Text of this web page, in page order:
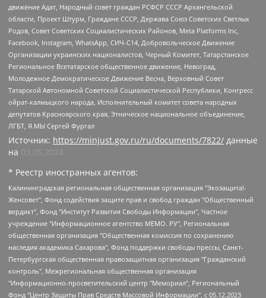
движение Адат, Народный совет граждан РСФСР СССР Архангельской
области, Проект Штурм, Граждане СССР, Держава Союз Советских Светлых
Родов, Совет Советских Социалистических Районов, Meta Platforms Inc,
Facebook, Instagram, WhatsApp, СИЧ-С14, Добровольческое Движение
Организации украинских националистов, Черный Комитет, Татарстанское
Региональное Всетатарское общественное движение, Невоград,
Молодежное Демократическое Движение Весна, Верховный Совет
Татарской Автономной Советской Социалистической Республики, Конгресс
ойрат-калмыцкого народа, Исполнительный комитет совета народных
депутатов Красноярского края, Этническое национальное объединение,
ЛГБТ, Я.МЫ Сергей Фургал
Источник: https://minjust.gov.ru/ru/documents/7822/ данные
на 03.05.2024
* Реестр иностранных агентов:
Калининградская региональная общественная организация "Экозащита!-Женсовет", Фонд содействия защите прав и свобод граждан "Общественный вердикт", Фонд "Институт Развития Свободы Информации", Частное учреждение "Информационное агентство МЕМО. РУ", Региональная общественная организация "Общественная комиссия по сохранению наследия академика Сахарова", Фонд поддержки свободы прессы, Санкт-Петербургская общественная правозащитная организация "Гражданский контроль", Межрегиональная общественная организация "Информационно-просветительский центр "Мемориал", Региональный Фонд "Центр Защиты Прав Средств Массовой Информации", с 05.12.2023 Фонд "Центр Защиты Прав Средств массовой информации", Региональная общественная благотворительная организация помощи беженцам и мигрантам "Гражданское содействие", Негосударственное образовательное учреждение дополнительного профессионального образования (повышение квалификации) специалистов "АКАДЕМИЯ ПО ПРАВАМ ЧЕЛОВЕКА", Свердловская региональная общественная организация "Сутяжник", Автономная некоммерческая организация "Центр независимых социологических исследований", Союз общественных объединений "Российский исследовательский центр по правам человека", Региональное общественное учреждение научно-информационный центр "МЕМОРИАЛ", Некоммерческая организация "Фонд защиты гласности", Автономная некоммерческая организация "Институт прав человека", Городская общественная организация "Екатеринбургское общество "МЕМОРИАЛ", Городская общественная организация "Рязанское историко-просветительское и правозащитное общество "Мемориал" (Рязанский Мемориал), Челябинский региональный орган общественной самодеятельности – женское общественное объединение "Женщины Евразии", Челябинский региональный орган общественной самодеятельности "Уральская правозащитная группа", Фонд содействия защите здоровья и социальной справедливости имени Андрея Рылькова, Автономная Некоммерческая Организация "Аналитический Центр Юрия Левады", Автономная некоммерческая организация социальной поддержки населения "Проект Апрель", Региональная общественная организация помощи женщинам и детям, находящимся в кризисной ситуации "Информационно-методический центр "Анна", Фонд содействия развитию массовых коммуникаций и правовому просвещению "Так-так-Так", Фонд содействия устойчивому развитию "Серебряная тайга", Свердловский региональный общественный фонд социальных проектов "Новое время", "Idel.Реалии", Кавказ.Реалии, Крым.Реалии, Телеканал Настоящее Время, Татаро-башкирская служба Радио Свобода (Azatliq Radiosi), Радио Свободная Европа/Радио Свобода (PCE/PC), "Сибирь.Реалии", "Фактограф", Благотворительный фонд помощи осужденным и их семьям, Автономная некоммерческая организация "Институт глобализации и социальных движений", Фонд "В защиту прав заключенных", Частное учреждение "Центр поддержки и содействия развитию средств массовой информации", Пензенский региональный общественный благотворительный фонд "Гражданский союз", "Север.Реалии", Некоммерческая организация Фонд "Правовая инициатива", Общество с ограниченной ответственностью "Радио Свободная Европа/Радио Свобода", Чешское информационное агентство "MEDIUM-ORIENT", Красноярская региональная общественная организация "Мы против СПИДа", Камалягин Денис Николаевич, Маркелов Сергей Евгеньевич, Пономарев Лев Александрович, Савицкая Людмила Алексеевна, Автономная некоммерческая организация "Центр по работе с проблемой насилия "НАСИЛИЮ.НЕТ", Межрегиональный профессиональный союз работников здравоохранения "Альянс врачей", Юридическое лицо, зарегистрированное в Латвийской Республике, SIA "Medusa Project" (регистрационный номер 40103797863, дата регистрации 10.06.2014), Некоммерческая организация "Фонд по борьбе с коррупцией", Автономная некоммерческая организация "Институт права и публичной политики", Баданин Роман Сергеевич, Гликин Максим Александрович, Железнова Мария Михайловна, Лукьянова Юлия Сергеевна, Маетная Елизавета Витальевна, Маняхин Петр Борисович, Чуракова Ольга Владимировна, Ярош Юлия Петровна, Юридическое лицо "The Insider SIA", зарегистрированное в Риге, Латвийская Республика (дата регистрации 26.06.2015), являющееся администратором доменного имени интернет-издания "The Insider SIA", https://theins.ru, Постернак Алексей Евгеньевич, Рубин Михаил Аркадьевич, Анин Роман Александрович, Юридическое лицо Istories fonds, зарегистрированное в Латвийской Республике (регистрационный номер 50008295751, дата регистрации 24.02.2020), Великовский Дмитрий Александрович, Долинина Ирина Николаевна, Мароховская Алеся Алексеевна, Шлейнов Роман Юрьевич, Шмагун Олеся Валентиновна, Общество с ограниченной ответственностью "Альтаир 2021", Общество с ограниченной ответственностью "Вега 2021", Общество с ограниченной ответственностью "Главный редактор 2021", Общество с ограниченной ответственностью "Ромашки монолит", Важенков Артем Валерьевич, Ивановская областная общественная организация "Центр гендерных исследований", Гурман Юрий Альбертович, Медиапроект "ОВД-Инфо", Егоров Владимир Владимирович, Жилинский Владимир Александрович, Общество с ограниченной ответственностью "ЗП", Иванова София Юрьевна, Карезина Инна Павловна, Кильтау Екатерина Викторовна, Петров Алексей Викторович, Пискунов Сергей Евгеньевич, Смирнов Сергей Сергеевич, Тихонов Михаил Сергеевич, Общество с ограниченной ответственностью "ЖУРНАЛИСТ-ИНОСТРАННЫЙ АГЕНТ", Арапова Галина Юрьевна, Вольтская Татьяна Анатольевна, Американская компания "Mason G.E.S. Anonymous Foundation" (США), являющаяся владельцем интернет-издания https://mnews.world/, Компания "Stichting Bellingcat", зарегистрированная в Нидерландах (дата регистрации 11.07.2018), Захаров Андрей Вячеславович, Клепиковская Екатерина Дмитриевна, Общество с ограниченной ответственностью "МЕМО", Перл Роман Александрович, Симонов Евгений Алексеевич, Соловьева Елена Анатольевна, Сотников Даниил Владимирович, Сурначева Елизавета Дмитриевна, Автономная некоммерческая организация по защите прав человека и информированию населения "Якутия – Наше Мнение", Общество с ограниченной ответственностью "Москоу диджитал медиа", с 26.01.2023 Общество с ограниченной ответственностью "Чайка Белые сады", Ветошкина Валерия Валерьевна, Заговора Максим Александрович, Межрегиональное общественное движение "Российская ЛГБТ - сеть", Оленичев Максим Владимирович, Павлов Иван Юрьевич, Скворцова Елена Сергеевна, Общество с ограниченной ответственностью "Как бы инагент", Кочетков Игорь Викторович, Общество с ограниченной ответственностью "Честные выборы", Еланчик Олег Александрович, Общество с ограниченной ответственностью "Нобелевский призыв", Гималова Регина Эмилевна, Григорьев Андрей Валерьевич, Григорьева Алина Александровна, Ассоциация по содействию защите прав призывников, альтернативнослужащих и военнослужащих "Правозащитная группа "Гражданин.Армия.Право", Хисамова Регина Фаритовна, Автономная некоммерческая организация по реализации социально-правовых программ "Лилит", Дальневосточное общественное движение "Маяк", Санкт-Петербургская ЛГБТ-инициативная группа "Выход", Инициативная группа ЛГБТ+ "Реверс", Алексеев Андрей Викторович, Бекбулатова Таисия Львовна, Беляев Иван Михайлович, Владыкина Елена Сергеевна, Гельман Марат Александрович, Никульшина Вероника Юрьевна, Толоконникова Надежда Андреевна, Шендерович Виктор Анатольевич, Общество с ограниченной ответственностью "Данное сообщение", Общество с ограниченной ответственностью Издательский дом "Новая глава", Айнбиндер Александра Александровна, Московский комьюнити-центр для ЛГБТ+инициатив, Благотворительный фонд развития филантропии, Deutsche Welle (Германия, Kurt-Schumacher-Strasse 3, 53113 Bonn), Борзунова Мария Михайловна, Воробьев Виктор Викторович, Голубева Анна Львовна, Константинова Алла Михайловна, Малкова Ирина Владимировна, Мурадов Мурад Абдулгалимович, Осетинская Елизавета Николаевна, Понасенков Евгений Николаевич, Ганапольский Матвей Юрьевич, Киселев Евгений Алексеевич, Борухович Ирина Григорьевна, Дремин Иван Тимофеевич, Дубровский Дмитрий Викторович, Красноярская региональная общественная организация поддержки и развития альтернативных образовательных технологий и межкультурных коммуникаций "ИНТЕРРА", Маяковская Екатерина Алексеевна, Фейгин Марк Захарович, Филимонов Андрей Викторович, Дзугкоева Регина Николаевна, Доброхотов Роман Александрович, Дудь Юрий Александрович, Елкин Сергей Владимирович, Кругликов Кирилл Игоревич, Сабунаева Мария Леонидовна, Семенов Алексей Владимирович, Шаинян Карен Багратович, Шульман Екатерина Михайловна, Асафьев Артур Валерьевич, Вахштайн Виктор Семенович, Венедиктов Алексей Алексеевич, Лушникова Екатерина Евгеньевна, Волков Леонид Михайлович, Невзоров Александр Глебович, Пархоменко Сергей Борисович, Сироткин Ярослав Николаевич, Кара-Мурза Владимир Владимирович, Баранова Наталья Владимировна, Гозман Леонид Яковлевич, Кагарлицкий Борис Юльевич, Климарев Михаил Валерьевич, Милов Владимир Станиславович, Автономная некоммерческая организация Краснодарский центр современного искусства "Типография", Моргенштерн Алишер Тагирович, Соболь Любовь Эдуардовна, Общество с ограниченной ответственностью "ЛИЗА НОРМ", Каспаров Гарри Кимович, Ходорковский Михаил Борисович, Общество с ограниченной ответственностью "Апрельские тезисы", Данилович Ирина Брониславовна, Кашин Олег Владимирович, Петров Николай Владимирович, Пивоваров Алексей Владимирович, Соколов Михаил Владимирович, Цветкова Юлия Владимировна, Чичваркин Евгений Александрович, Комитет против пыток/Команда против пыток, Общество с ограниченной ответственностью "Первый научный", Общество с ограниченной ответственностью "Вертолет и ко", Белоцерковская Вероника Борисовна, Кац Максим Евгеньевич, Лазарева Татьяна Юрьевна, Шаведдинов Руслан Табризович, Яшин Илья Валерьевич, Общество с ограниченной ответственностью "Иноагент ААВ", Алешковский Дмитрий Петрович, Альбац Евгения Марковна, Быков Дмитрий Львович, Галямина Юлия Евгеньевна, Лойко Сергей Леонидович, Мартынов Кирилл Константинович, Медведев Сергей Александрович, Крашенинников Федор Геннадиевич, Гордеева Катерина Вл